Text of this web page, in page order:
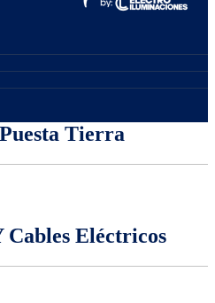
Tierra
Cables Eléctricos